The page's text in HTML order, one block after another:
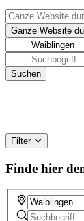
Filter
Finde hier